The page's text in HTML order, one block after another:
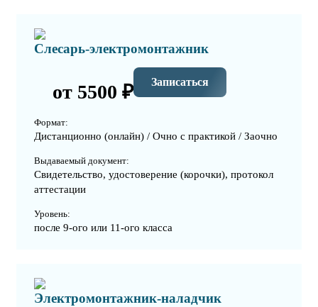
Слесарь-электромонтажник
от 5500 ₽ Записаться
Формат:
Дистанционно (онлайн) / Очно с практикой / Заочно
Выдаваемый документ:
Свидетельство, удостоверение (корочки), протокол
аттестации
Уровень:
после 9-ого или 11-ого класса
Электромонтажник-наладчик